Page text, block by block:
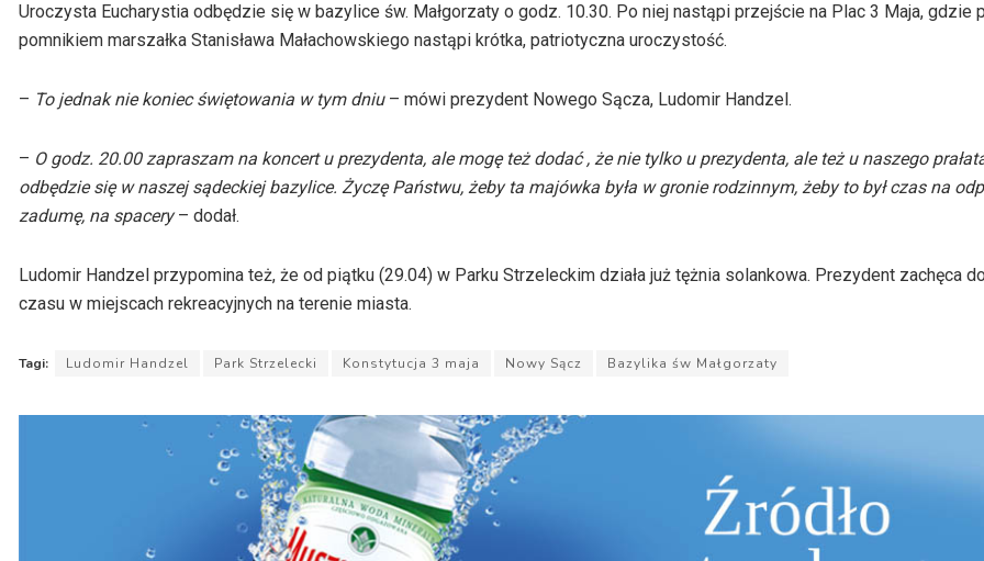
Uroczysta Eucharystia odbędzie się w bazylice św. Małgorzaty o godz. 10.30. Po niej nastąpi przejście na Plac 3 Maja, gdzie
pomnikiem marszałka Stanisława Małachowskiego nastąpi krótka, patriotyczna uroczystość.
– To jednak nie koniec świętowania w tym dniu– mówi prezydent Nowego Sącza, Ludomir Handzel.
– O godz. 20.00 zapraszam na koncert u prezydenta, ale mogę też dodać , że nie tylko u prezydenta, ale też u naszego
odbędzie się w naszej sądeckiej bazylice. Życzę Państwu, żeby ta majówka była w gronie rodzinnym, żeby to był czas na
zadumę, na spacery– dodał.
Ludomir Handzel przypomina też, że od piątku (29.04) w Parku Strzeleckim działa już tężnia solankowa. Prezydent zachęca
czasu w miejscach rekreacyjnych na terenie miasta.
Tagi: Ludomir Handzel Park Strzelecki Konstytucja 3 maja Nowy Sącz Bazylika św Małgorzaty